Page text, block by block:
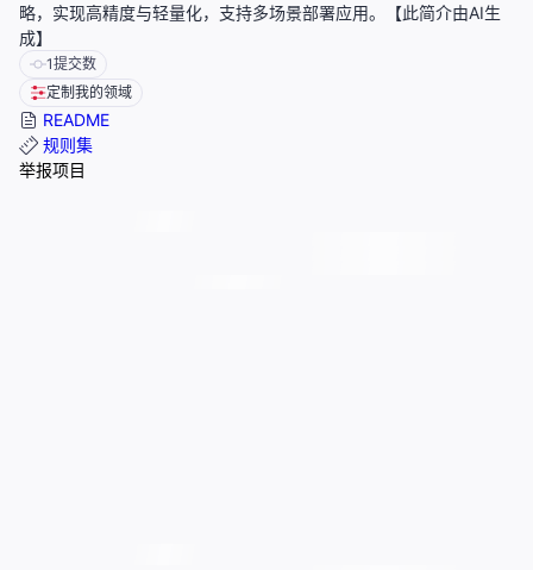
略，实现高精度与轻量化，支持多场景部署应用。【此简介由AI生
成】
1提交数
定制我的领域
README
规则集
举报项目